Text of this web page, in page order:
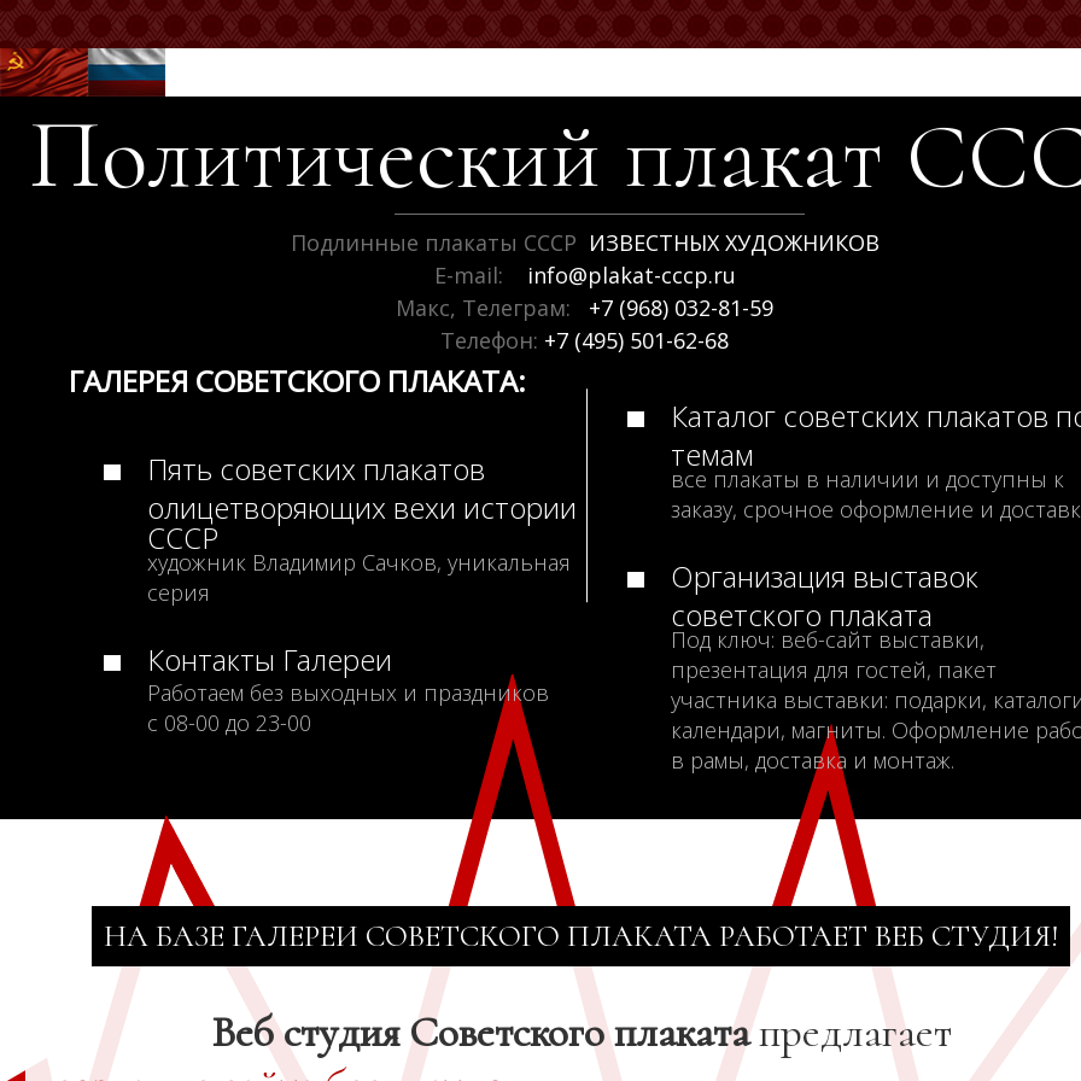
Политический плакат
Подлинные плакаты СССР ИЗВЕСТНЫХ ХУДОЖНИКОВ
E-mail:
info@plakat-cccp.ru
Макс, Телеграм:
+7 (968) 032-81-59
Телефон: +7 (495) 501-62-68
ГАЛЕРЕЯ СОВЕТСКОГО ПЛАКАТА:
Пять советских плакатов
олицетворяющих вехи истории
СССР
художник Владимир Сачков, уникальная
серия
Контакты Галереи
Работаем без выходных и праздников
с 08-00 до 23-00
Каталог советских плакатов
темам
все плакаты в наличии и доступны к
заказу, срочное оформление и
Организация выставок
советского плаката
Под ключ: веб-сайт выставки,
презентация для гостей, пакет
участника выставки: подарки,
календари, магниты. Оформление
в рамы, доставка и монтаж.
НА БАЗЕ ГАЛЕРЕИ СОВЕТСКОГО ПЛАКАТА РАБОТАЕТ ВЕБ СТУДИЯ!
Веб студия Советского плакатапредлагает